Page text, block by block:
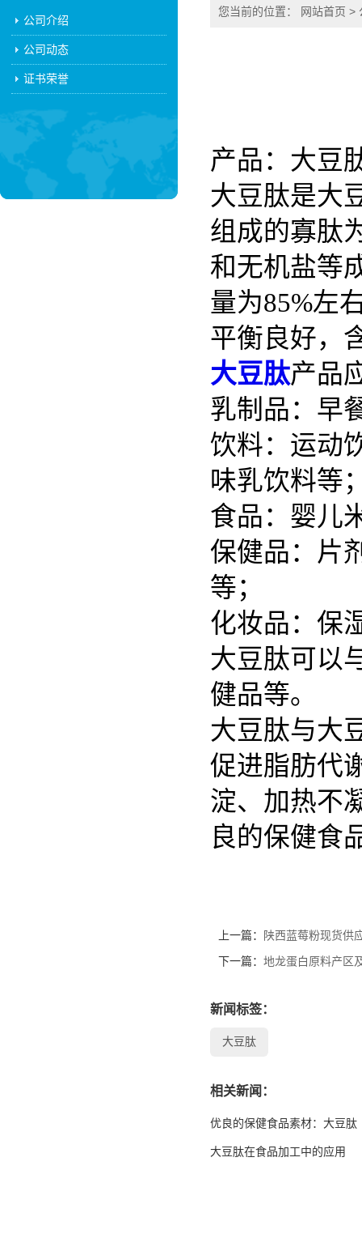
公司介绍
公司动态
证书荣誉
您当前的位置： 网站首页 >
产品：大豆
大豆肽是大
组成的寡肽
和无机盐等
量为85%左
平衡良好，
大豆肽产品
乳制品：早
饮料：运动
味乳饮料等
食品：婴儿
保健品：片
等；
化妆品：保
大豆肽可以
健品等。
大豆肽与大
促进脂肪代
淀、加热不
良的保健食
上一篇： 陕西蓝莓粉现货供
下一篇： 地龙蛋白原料产区
新闻标签：
大豆肽
相关新闻：
优良的保健食品素材：大豆肽
大豆肽在食品加工中的应用